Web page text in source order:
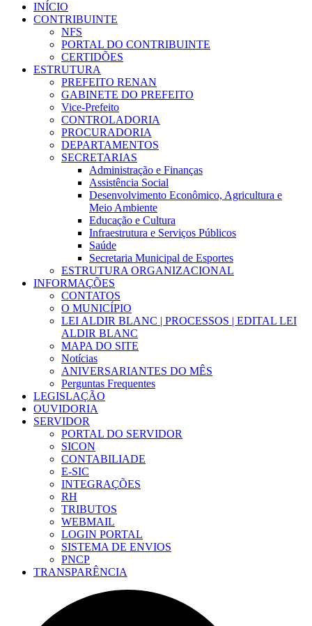
INÍCIO
CONTRIBUINTE
NFS
PORTAL DO CONTRIBUINTE
CERTIDÕES
ESTRUTURA
PREFEITO RENAN
GABINETE DO PREFEITO
Vice-Prefeito
CONTROLADORIA
PROCURADORIA
DEPARTAMENTOS
SECRETARIAS
Administração e Finanças
Assistência Social
Desenvolvimento Econômico, Agricultura e
Meio Ambiente
Educação e Cultura
Infraestrutura e Serviços Públicos
Saúde
Secretaria Municipal de Esportes
ESTRUTURA ORGANIZACIONAL
INFORMAÇÕES
CONTATOS
O MUNICÍPIO
LEI ALDIR BLANC | PROCESSOS | EDITAL LEI
ALDIR BLANC
MAPA DO SITE
Notícias
ANIVERSARIANTES DO MÊS
Perguntas Frequentes
LEGISLAÇÃO
OUVIDORIA
SERVIDOR
PORTAL DO SERVIDOR
SICON
CONTABILIADE
E-SIC
INTEGRAÇÕES
RH
TRIBUTOS
WEBMAIL
LOGIN PORTAL
SISTEMA DE ENVIOS
PNCP
TRANSPARÊNCIA